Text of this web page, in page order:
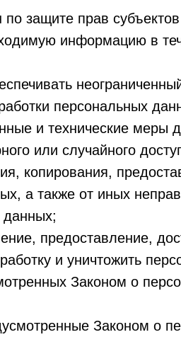
защите прав
информацию в
персональных
и технические меры
или случайного
копирования,
а также от иных
данных;
предоставление,
и уничтожить
Законом о
Законом о